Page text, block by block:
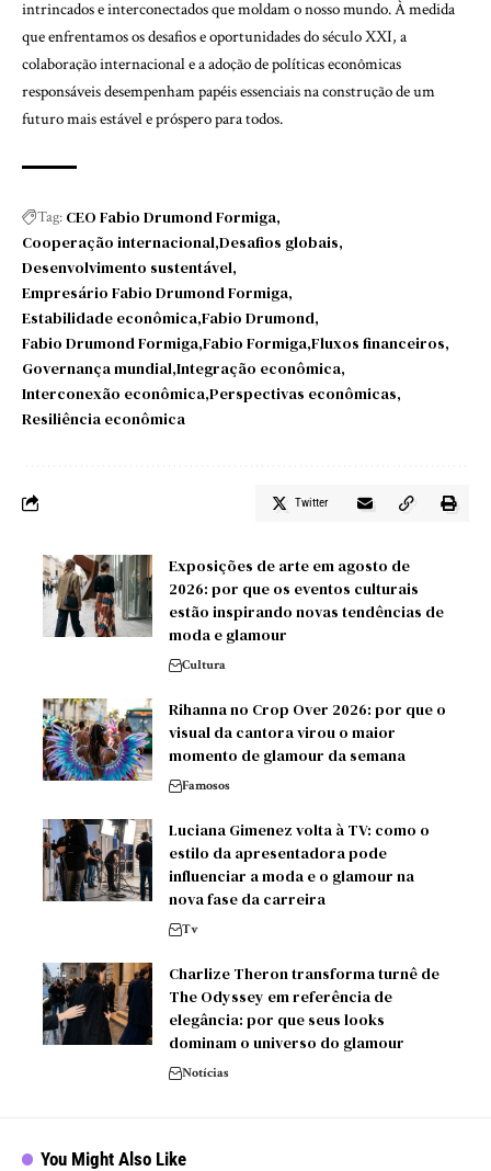
intrincados e interconectados que moldam o nosso mundo. À medida
que enfrentamos os desafios e oportunidades do século XXI, a
colaboração internacional e a adoção de políticas econômicas
responsáveis desempenham papéis essenciais na construção de um
futuro mais estável e próspero para todos.
Tag: CEO Fabio Drumond Formiga
Cooperação internacional Desafios globais
Desenvolvimento sustentável
Empresário Fabio Drumond Formiga
Estabilidade econômica Fabio Drumond
Fabio Drumond Formiga Fabio Formiga Fluxos financeiros
Governança mundial Integração econômica
Interconexão econômica Perspectivas econômicas
Resiliência econômica
Twitter
Exposições de arte em agosto de
2026: por que os eventos culturais
estão inspirando novas tendências de
moda e glamour
Cultura
Rihanna no Crop Over 2026: por que o
visual da cantora virou o maior
momento de glamour da semana
Famosos
Luciana Gimenez volta à TV: como o
estilo da apresentadora pode
influenciar a moda e o glamour na
nova fase da carreira
Tv
Charlize Theron transforma turnê de
The Odyssey em referência de
elegância: por que seus looks
dominam o universo do glamour
Notícias
You Might Also Like